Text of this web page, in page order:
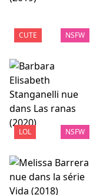
CUTE NSFW
LOL NSFW